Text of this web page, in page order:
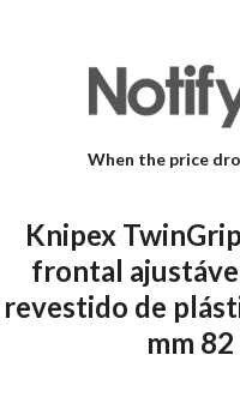
When the price
Knipex
frontal
revestido de
mm 82